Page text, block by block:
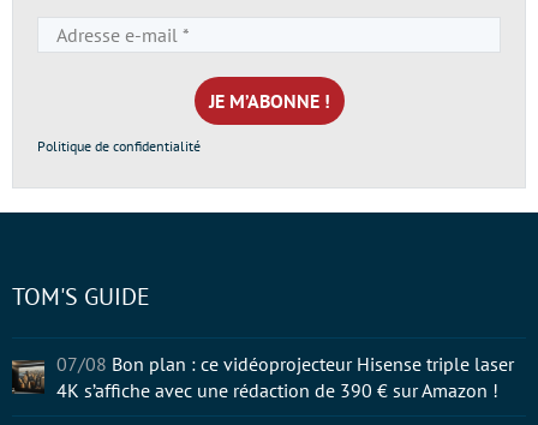
e-
mail
*
Politique de confidentialité
TOM'S GUIDE
07/08 Bon plan : ce vidéoprojecteur Hisense triple laser
4K s’affiche avec une rédaction de 390 € sur Amazon !